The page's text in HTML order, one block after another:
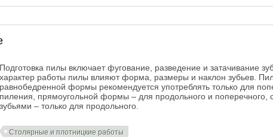
Подготовка пилы включает фугование, разведение и затачивание
характер работы пилы влияют форма, размеры и наклон зубьев.
равнобедренной формы рекомендуется употреблять только для
пиления, прямоугольной формы – для продольного и поперечного,
зубьями – только для продольного.
Столярные и плотницкие работы